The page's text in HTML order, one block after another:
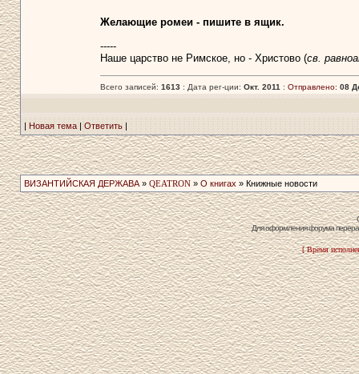
Желающие ромеи - пишите в ящик.
-----
Наше царство не Римское, но - Христово (св.
Всего записей: 1613: Дата рег-ции: Окт. 2011 : Отправлено: 08
| Новая тема|Ответить|
ВИЗАНТИЙСКАЯ ДЕРЖАВА» QEATRON» О книгах » Книжные новости
Для оформления форума
[ Время